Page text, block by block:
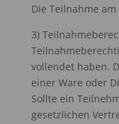
Die Teilnahme
3)
vollendet haben.
einer Ware oder
Sollte ein
gesetzlichen